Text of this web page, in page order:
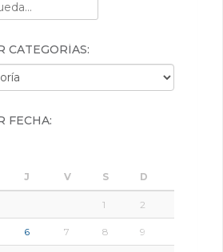
CATEGORÍAS:
FECHA:
J V S D
1 2
6 7 8 9